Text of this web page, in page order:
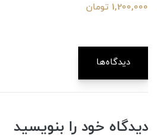
1,200,000 تومان
دیدگاه‌ها
دیدگاه خود را بنویسید